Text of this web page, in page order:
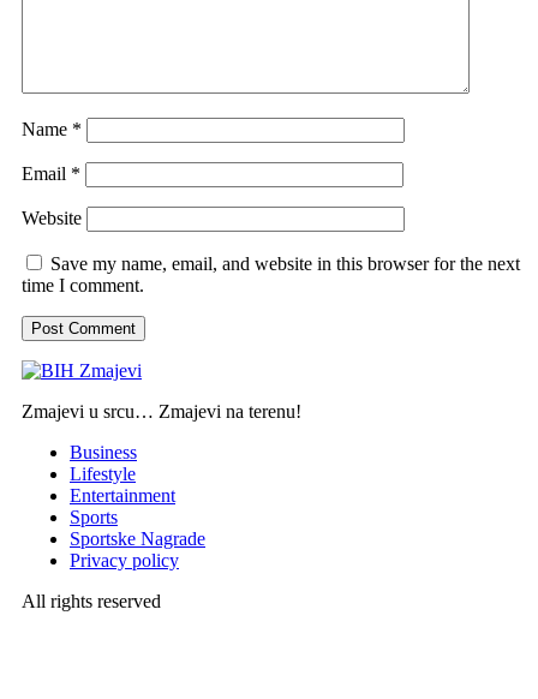
Name *
Email *
Website
Save my name, email, and website in this browser for the next
time I comment.
Zmajevi u srcu… Zmajevi na terenu!
Business
Lifestyle
Entertainment
Sports
Sportske Nagrade
Privacy policy
All rights reserved